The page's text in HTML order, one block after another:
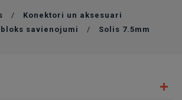
/
Konektori un aksesuari
savienojumi / Solis 7.5mm